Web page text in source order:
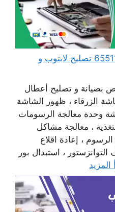
مهندس كمبيوتر الزور 65511033 تصليح لابتوب و
بصيانة و تصليح أعطال
الزرقاء ، ظهور الشاشة
وحدة معالجة الرسومات
، معالجة مشاكل
، إعادة اقلاع
، استبدال بور
المزيد